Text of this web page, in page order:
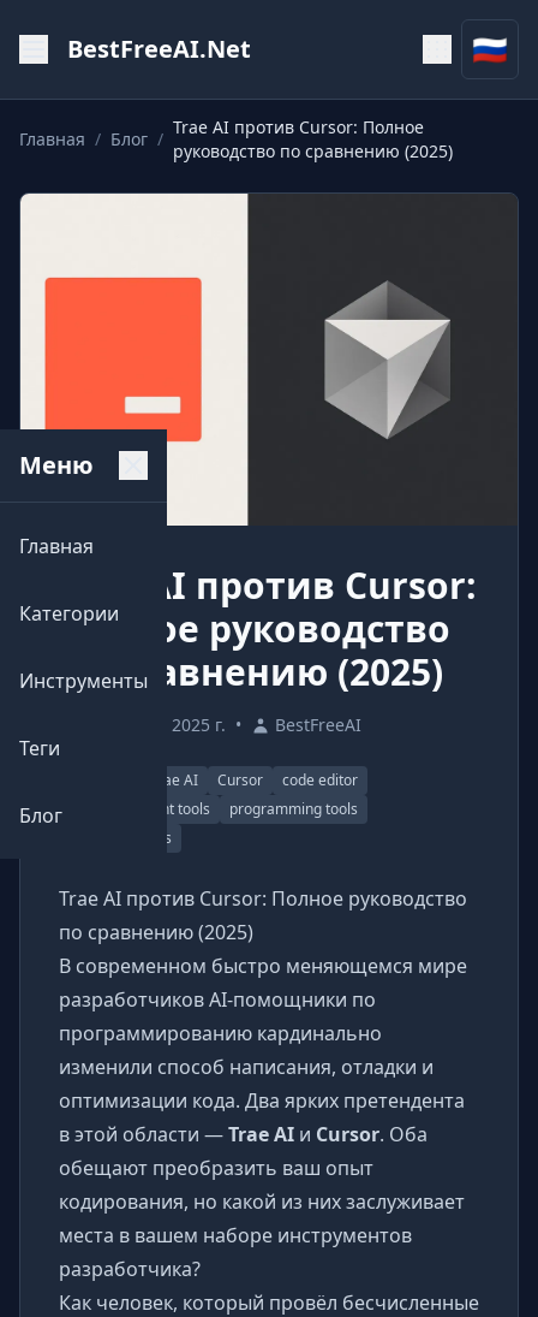
BestFreeAI.Net 🇷🇺
Меню
Главная
Категории
Инструменты
Теги
Блог
Главная / Блог /
Trae AI против Cursor: Полное
руководство по сравнению (2025)
Trae AI против Cursor:
Полное руководство
по сравнению (2025)
17 апреля 2025 г. • BestFreeAI
Trae AI Cursor
code editor
AI development tools
programming tools
developer tools
Trae AI против Cursor: Полное руководство
по сравнению (2025)
В современном быстро меняющемся мире
разработчиков AI-помощники по
программированию кардинально
изменили способ написания, отладки и
оптимизации кода. Два ярких претендента
в этой области —Trae AI и Cursor. Оба
обещают преобразить ваш опыт
кодирования, но какой из них заслуживает
места в вашем наборе инструментов
разработчика?
Как человек, который провёл бесчисленные